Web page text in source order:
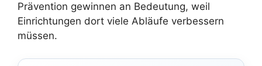
Prävention gewinnen an Bedeutung, weil
Einrichtungen dort viele Abläufe verbessern
müssen.